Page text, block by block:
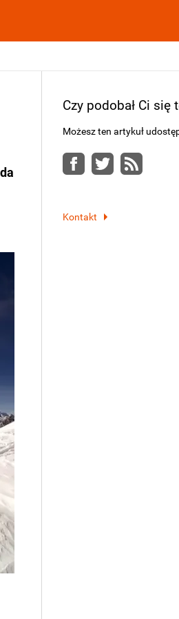
Czy podobał Ci się
Możesz ten artykuł
Facebook
Twitter
RSS
Kontakt